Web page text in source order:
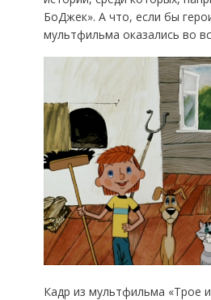
БоДжек». А что, если бы
мультфильма оказались во
Кадр из мультфильма «Трое